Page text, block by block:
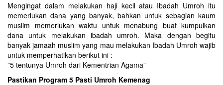
Mengingat dalam melakukan haji kecil atau Ibadah Umroh itu
memerlukan dana yang banyak, bahkan untuk sebagian kaum
muslim memerlukan waktu untuk menabung buat kumpulkan
dana untuk melakukan ibadah umroh. Maka dengan begitu
banyak jamaah muslim yang mau melakukan Ibadah Umroh wajib
untuk memperhatikan berikut ini :
”5 tentunya Umroh dari Kementrian Agama”
Pastikan Program 5 Pasti Umroh Kemenag